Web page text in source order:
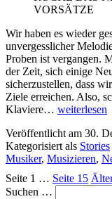
VORSÄTZE
Wir haben es wieder
unvergesslicher
Proben ist vergangen.
der Zeit, sich einige
sicherzustellen, dass
Ziele erreichen. Also,
Klaviere… ROCKE
NEUE
JAHR
–
weiterlesen
Veröffentlicht am 30.
Kategorisiert als Stories
Musiker, Musizieren,
Seite 1 … Seite 15
Suchen …